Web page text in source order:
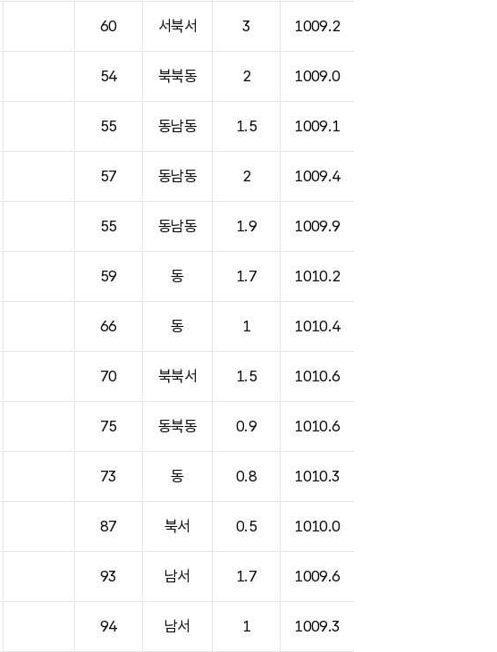
60 서북서 3 1009.2
54 북북동 2 1009.0
55 동남동 1.5 1009.1
57 동남동 2 1009.4
55 동남동 1.9 1009.9
59 동 1.7 1010.2
66 동 1 1010.4
70 북북서 1.5 1010.6
75 동북동 0.9 1010.6
73 동 0.8 1010.3
87 북서 0.5 1010.0
93 남서 1.7 1009.6
94 남서 1 1009.3